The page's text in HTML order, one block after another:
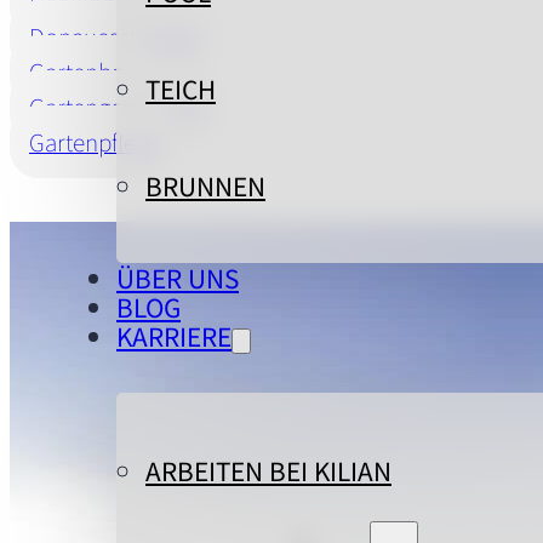
TEICH
BRUNNEN
ÜBER UNS
BLOG
KARRIERE
ARBEITEN BEI KILIAN
Donaueschingen
Gartenbau
Gartengestaltung
Gartenpflege